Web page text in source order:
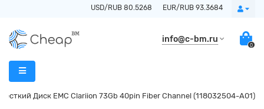
USD/RUB 80.5268 EUR/RUB 93.3684
info@c-bm.ru
0
Диск EMC Clariion 73Gb 40pin Fiber Channel (118032504-A01)